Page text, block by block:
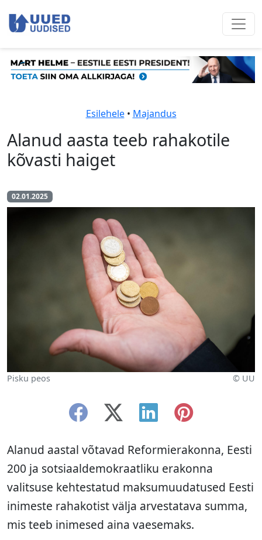
Esilehele• Majandus
Alanud aasta teeb rahakotile
kõvasti haiget
02.01.2025
Pisku peos © UU
Alanud aastal võtavad Reformierakonna, Eesti
200 ja sotsiaaldemokraatliku erakonna
valitsuse kehtestatud maksumuudatused Eesti
inimeste rahakotist välja arvestatava summa,
mis teeb inimesed aina vaesemaks.